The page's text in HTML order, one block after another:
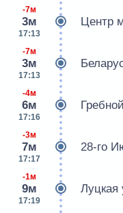
-7м
3м
17:13
Центр
-7м
3м
17:13
-4м
6м
17:16
-3м
7м
17:17
28-го
-1м
9м
17:19
Луцкая